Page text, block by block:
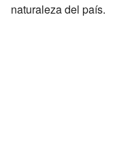
naturaleza del país.